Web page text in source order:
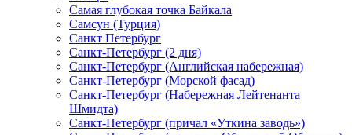
Самая глубокая точка Байкала
Самсун (Турция)
Санкт Петербург
Санкт-Петербург (2 дня)
Санкт-Петербург (Английская набережная)
Санкт-Петербург (Морской фасад)
Санкт-Петербург (Набережная Лейтенанта
Шмидта)
Санкт-Петербург (причал «Уткина заводь»)